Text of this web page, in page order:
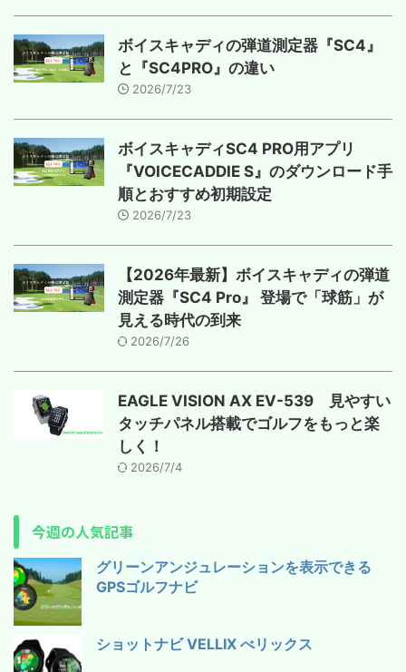
ボイスキャディの弾道測定器『SC4』
と『SC4PRO』の違い
2026/7/23
ボイスキャディSC4 PRO用アプリ
『VOICECADDIE S』のダウンロード手
順とおすすめ初期設定
2026/7/23
【2026年最新】ボイスキャディの弾道
測定器『SC4 Pro』 登場で「球筋」が
見える時代の到来
2026/7/26
EAGLE VISION AX EV-539 見やすい
タッチパネル搭載でゴルフをもっと楽
しく！
2026/7/4
今週の人気記事
グリーンアンジュレーションを表示できる
GPSゴルフナビ
ショットナビ VELLIX べリックス